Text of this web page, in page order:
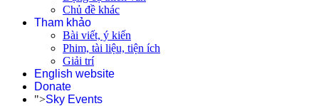
Chủ đề khác
Tham khảo
Bài viết, ý kiến
Phim, tài liệu, tiện ích
Giải trí
English website
Donate
">Sky Events